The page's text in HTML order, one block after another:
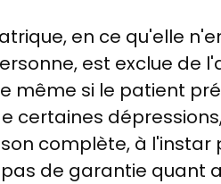
en ce qu'elle
est exclue de
même si le patient
certaines
complète, à l'instar
de garantie quant